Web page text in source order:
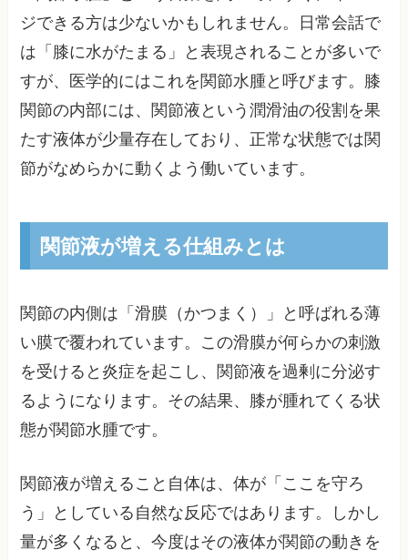
ジできる方は少ないかもしれません。日常会話で
は「膝に水がたまる」と表現されることが多いで
すが、医学的にはこれを関節水腫と呼びます。膝
関節の内部には、関節液という潤滑油の役割を果
たす液体が少量存在しており、正常な状態では関
節がなめらかに動くよう働いています。
関節液が増える仕組みとは
関節の内側は「滑膜（かつまく）」と呼ばれる薄
い膜で覆われています。この滑膜が何らかの刺激
を受けると炎症を起こし、関節液を過剰に分泌す
るようになります。その結果、膝が腫れてくる状
態が関節水腫です。
関節液が増えること自体は、体が「ここを守ろ
う」としている自然な反応ではあります。しかし
量が多くなると、今度はその液体が関節の動きを